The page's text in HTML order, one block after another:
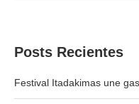
Posts Recientes
Festival Itadakimas une